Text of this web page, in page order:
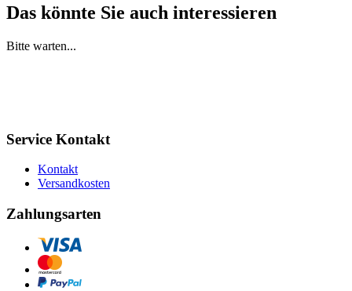
Das könnte Sie auch interessieren
Bitte warten...
Service Kontakt
Kontakt
Versandkosten
Zahlungsarten